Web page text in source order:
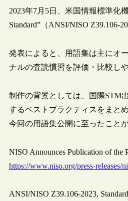
2023年7月5日、米国情報標準化
Standard”（ANSI/NISO Z39.106-
発表によると、用語集は主にオ
ナルの査読慣習を評価・比較し
制作の背景としては、国際STM
するベストプラクティスをまと
今回の用語集公開に至ったこと
NISO Announces Publication of the
https://www.niso.org/press-releases/
ANSI/NISO Z39.106-2023,